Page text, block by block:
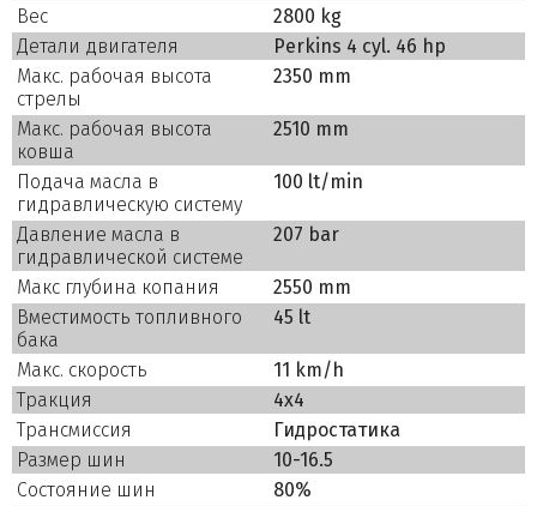
Вес
2800 kg
Детали двигателя
Perkins 4 cyl. 46 hp
Макс. рабочая высота
стрелы
2350 mm
Макс. рабочая высота
ковша
2510 mm
Подача масла в
гидравлическую систему
100 lt/min
Давление масла в
гидравлической системе
207 bar
Макс глубина копания
2550 mm
Вместимость топливного
бака
45 lt
Макс. скорость
11 km/h
Тракция
4x4
Трансмиссия
Гидростатика
Размер шин
10-16.5
Состояние шин
80%